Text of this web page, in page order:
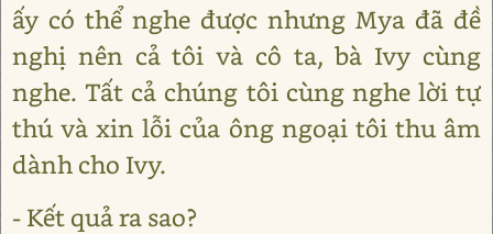
ấy có thể nghe được nhưng Mya đã đề
nghị nên cả tôi và cô ta, bà Ivy cùng
nghe. Tất cả chúng tôi cùng nghe lời tự
thú và xin lỗi của ông ngoại tôi thu âm
dành cho Ivy.
- Kết quả ra sao?